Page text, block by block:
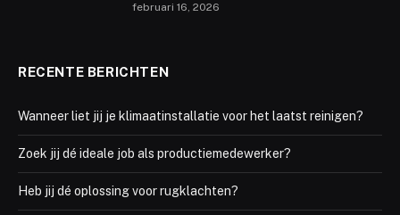
februari 16, 2026
RECENTE BERICHTEN
Wanneer liet jij je klimaatinstallatie voor het laatst reinigen?
Zoek jij dé ideale job als productiemedewerker?
Heb jij dé oplossing voor rugklachten?